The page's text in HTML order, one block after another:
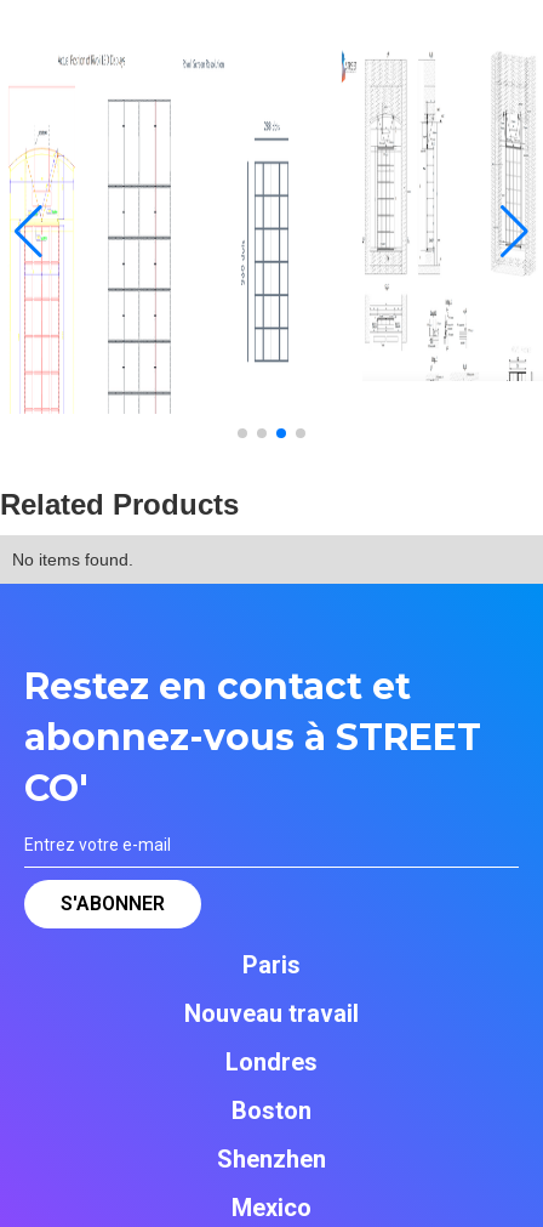
Related Products
No items found.
Restez en contact et
abonnez-vous à STREET
CO'
Paris
Nouveau travail
Londres
Boston
Shenzhen
Mexico